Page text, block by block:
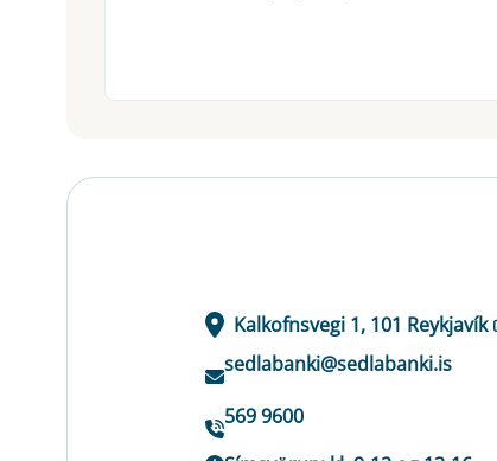
Kalkofnsvegi 1, 101 Reykjavík
sedlabanki@sedlabanki.is
569 9600